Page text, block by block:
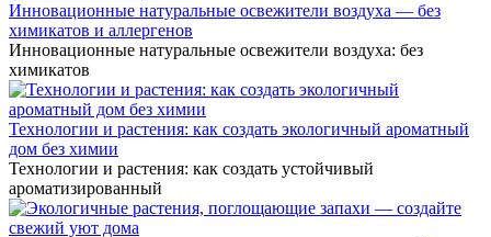
Инновационные натуральные освежители воздуха — без
химикатов и аллергенов
Инновационные натуральные освежители воздуха: без
химикатов
Технологии и растения: как создать экологичный ароматный
дом без химии
Технологии и растения: как создать устойчивый
ароматизированный